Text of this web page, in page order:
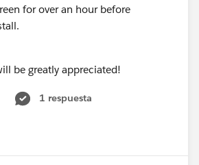
for over an hour before
be greatly appreciated!
1 respuesta